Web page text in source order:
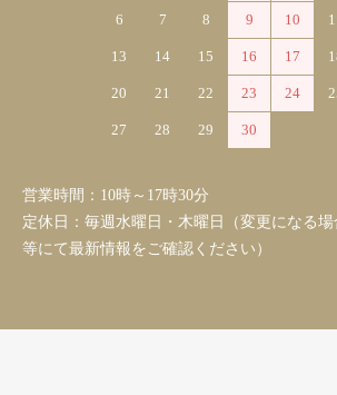
6 7 8 9 10
13 14 15 16 17
20 21 22 23 24
27 28 29 30
営業時間：10時～17時30分
定休日：毎週水曜日・木曜日（変更になる場
等にて最新情報をご確認ください）